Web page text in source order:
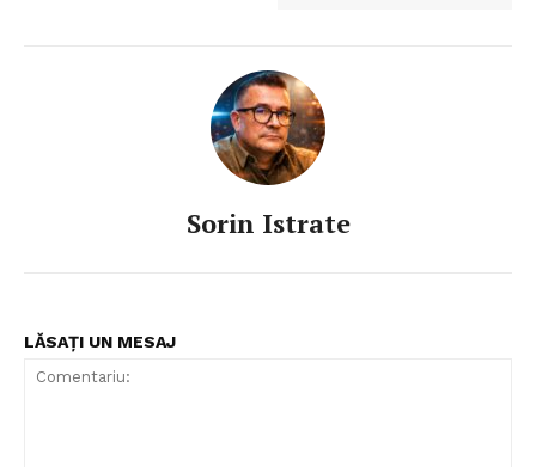
Sorin Istrate
LĂSAȚI UN MESAJ